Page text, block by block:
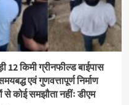
12 किमी ग्रीनफील्ड बाईपास
एवं गुणवत्तापूर्ण निर्माण
कोई समझौता नहींः डीएम